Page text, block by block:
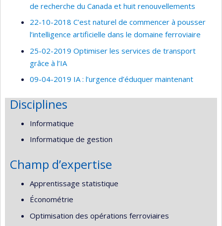
de recherche du Canada et huit renouvellements
22-10-2018 C’est naturel de commencer à pousser
l’intelligence artificielle dans le domaine ferroviaire
25-02-2019 Optimiser les services de transport
grâce à l’IA
09-04-2019 IA : l’urgence d’éduquer maintenant
Disciplines
Informatique
Informatique de gestion
Champ d’expertise
Apprentissage statistique
Économétrie
Optimisation des opérations ferroviaires